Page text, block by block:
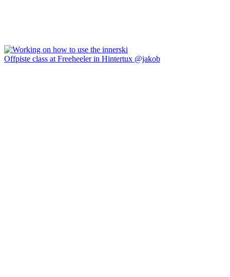
Offpiste class at Freeheeler in Hintertux @jakob